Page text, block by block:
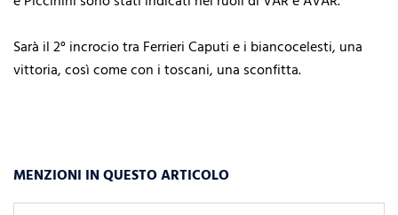
Sarà il 2° incrocio tra Ferrieri Caputi e i biancocelesti, una
vittoria, così come con i toscani, una sconfitta.
MENZIONI IN QUESTO ARTICOLO